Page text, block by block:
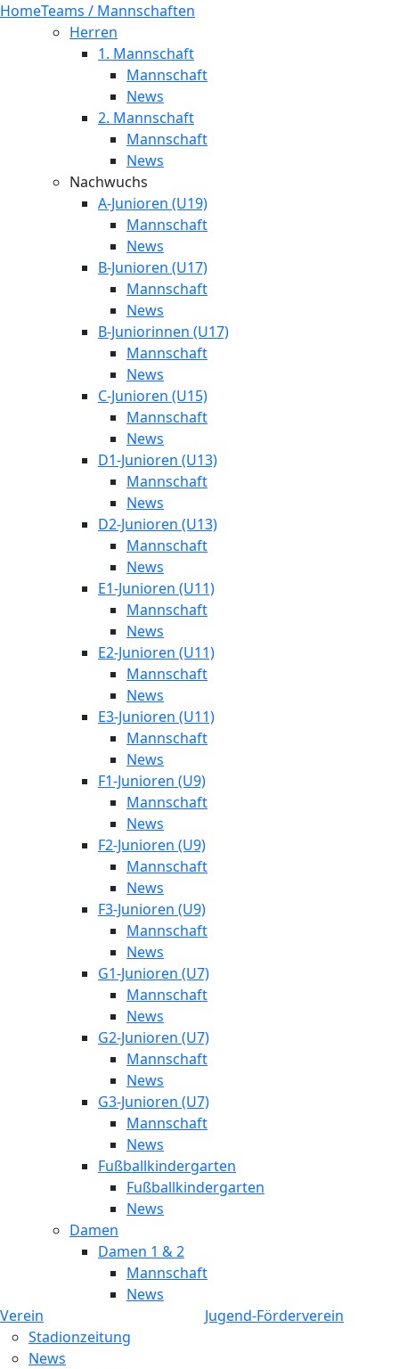
HomeTeams / Mannschaften
Herren
1. Mannschaft
Mannschaft
News
2. Mannschaft
Mannschaft
News
Nachwuchs
A-Junioren (U19)
Mannschaft
News
B-Junioren (U17)
Mannschaft
News
B-Juniorinnen (U17)
Mannschaft
News
C-Junioren (U15)
Mannschaft
News
D1-Junioren (U13)
Mannschaft
News
D2-Junioren (U13)
Mannschaft
News
E1-Junioren (U11)
Mannschaft
News
E2-Junioren (U11)
Mannschaft
News
E3-Junioren (U11)
Mannschaft
News
F1-Junioren (U9)
Mannschaft
News
F2-Junioren (U9)
Mannschaft
News
F3-Junioren (U9)
Mannschaft
News
G1-Junioren (U7)
Mannschaft
News
G2-Junioren (U7)
Mannschaft
News
G3-Junioren (U7)
Mannschaft
News
Fußballkindergarten
Fußballkindergarten
News
Damen
Damen 1 & 2
Mannschaft
News
Verein
Stadionzeitung
News
Jugend-Förderverein